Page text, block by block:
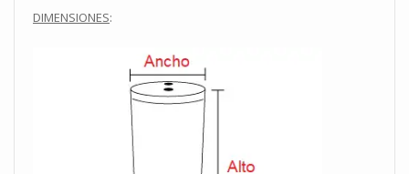
DIMENSIONES: